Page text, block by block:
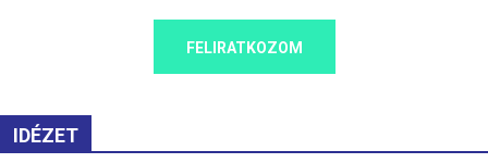
FELIRATKOZOM
IDÉZET